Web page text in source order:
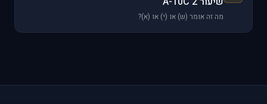
מה זה אומר (ש) או (י) או (א)?